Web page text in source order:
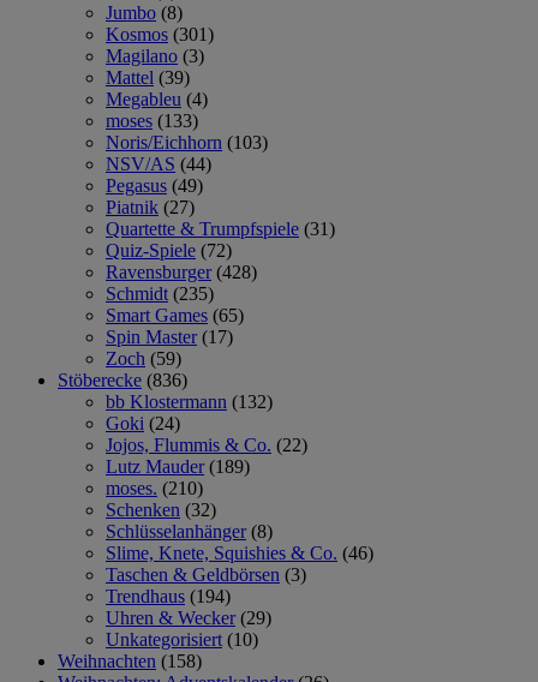
Jumbo (8)
Kosmos (301)
Magilano (3)
Mattel (39)
Megableu (4)
moses (133)
Noris/Eichhorn (103)
NSV/AS (44)
Pegasus (49)
Piatnik (27)
Quartette & Trumpfspiele (31)
Quiz-Spiele (72)
Ravensburger (428)
Schmidt (235)
Smart Games (65)
Spin Master (17)
Zoch (59)
Stöberecke (836)
bb Klostermann (132)
Goki (24)
Jojos, Flummis & Co. (22)
Lutz Mauder (189)
moses. (210)
Schenken (32)
Schlüsselanhänger (8)
Slime, Knete, Squishies & Co. (46)
Taschen & Geldbörsen (3)
Trendhaus (194)
Uhren & Wecker (29)
Unkategorisiert (10)
Weihnachten (158)